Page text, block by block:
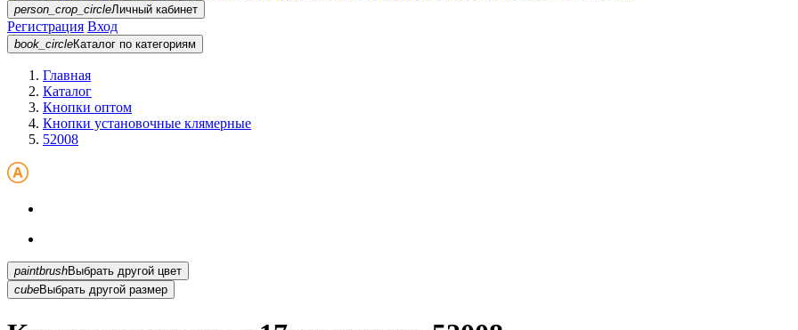
person_crop_circleЛичный кабинет
Регистрация Вход
book_circleКаталог по категориям
Главная
Каталог
Кнопки оптом
Кнопки установочные клямерные
52008
paintbrush
Выбрать другой цвет
cubeВыбрать другой размер